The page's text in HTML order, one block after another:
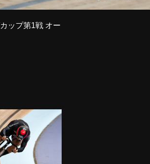
ップ第1戦 オー